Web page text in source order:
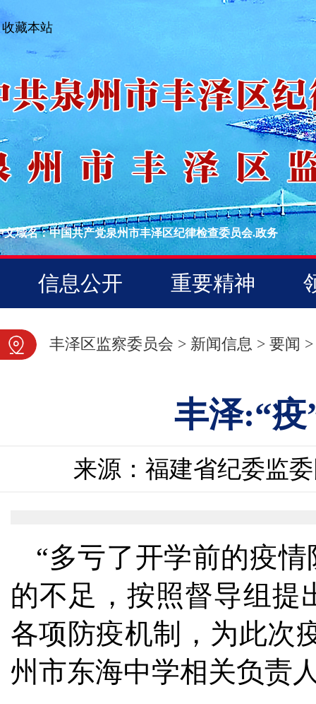
收藏本站
文域名：中国共产党泉州市丰泽区纪律检查委员会.政务
信息公开 重要精神
图片新闻
丰泽区监察委员会 > 新闻信息 > 要闻 >
丰泽:“
来源：福建省纪委监
“多亏了开学前的疫
的不足，按照督导组提
各项防疫机制，为此次
州市东海中学相关负责